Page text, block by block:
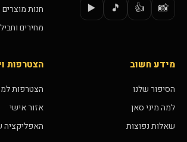
📸
👍
🎵
▶️
חנות מוצרים
מחירים
מידע חשוב
הסיפור שלנו
למה מיני סאן
שאלות נפוצות
הצטרפות
הצטרפות
אזור אישי
האפליקציה